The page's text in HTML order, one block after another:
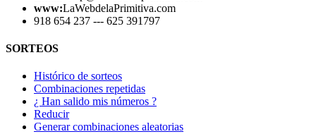
www:LaWebdelaPrimitiva.com
918 654 237 --- 625 391797
SORTEOS
Histórico de sorteos
Combinaciones repetidas
¿ Han salido mis números ?
Reducir
Generar combinaciones aleatorias